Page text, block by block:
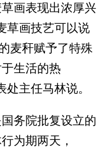
画表现出浓厚兴
草画技艺可以说
麦秆赋予了特殊
生活的热
主任马林说。
务院批复设立的
为期两天，